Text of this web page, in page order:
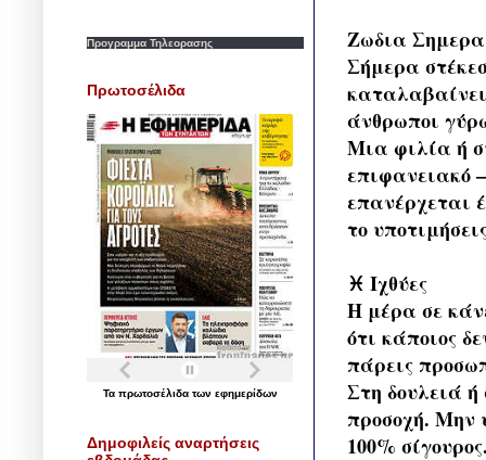
Ζωδια Σημερα
Σήμερα
άνθρωποι
Μια φιλία ή
επιφανειακό
επανέρχεται
το
♓ Ιχθύες
Η μέρα σε
ότι κάποιος
πάρεις
Στη δουλειά
προσοχή. Μην
100%
Προγραμμα Τηλεορασης
Πρωτοσέλιδα
Τα πρωτοσέλιδα των εφημερίδων
Δημοφιλείς αναρτήσεις